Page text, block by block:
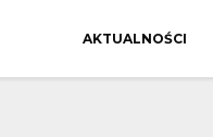
AKTUALNOŚCI